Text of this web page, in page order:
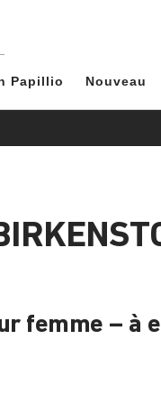
Papillio Nouveau
femme – à